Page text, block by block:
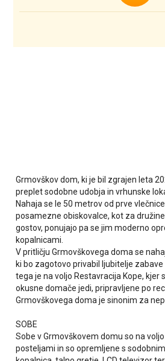
Grmovškov dom, ki je bil zgrajen leta
preplet sodobne udobja in vrhunske
Nahaja se le 50 metrov od prve
posamezne obiskovalce, kot za
gostov, ponujajo pa se jim moderno
kopalnicami.
V pritličju Grmovškovega doma se
ki bo zagotovo privabil ljubitelje
tega je na voljo Restavracija Kope, kjer
okusne domače jedi, pripravljene po
Grmovškovega doma je sinonim za
SOBE
Sobe v Grmovškovem domu so na
posteljami in so opremljene s